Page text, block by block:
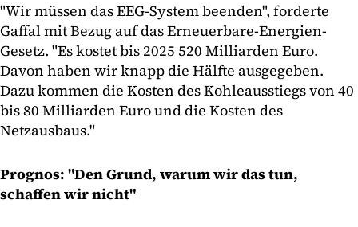
"Wir müssen das EEG-System beenden", forderte
Gaffal mit Bezug auf das Erneuerbare-Energien-
Gesetz. "Es kostet bis 2025 520 Milliarden Euro.
Davon haben wir knapp die Hälfte ausgegeben.
Dazu kommen die Kosten des Kohleausstiegs von 40
bis 80 Milliarden Euro und die Kosten des
Netzausbaus."
Prognos: "Den Grund, warum wir das tun,
schaffen wir nicht"